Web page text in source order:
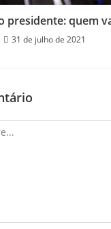
presidente: quem
31 de julho de 2021